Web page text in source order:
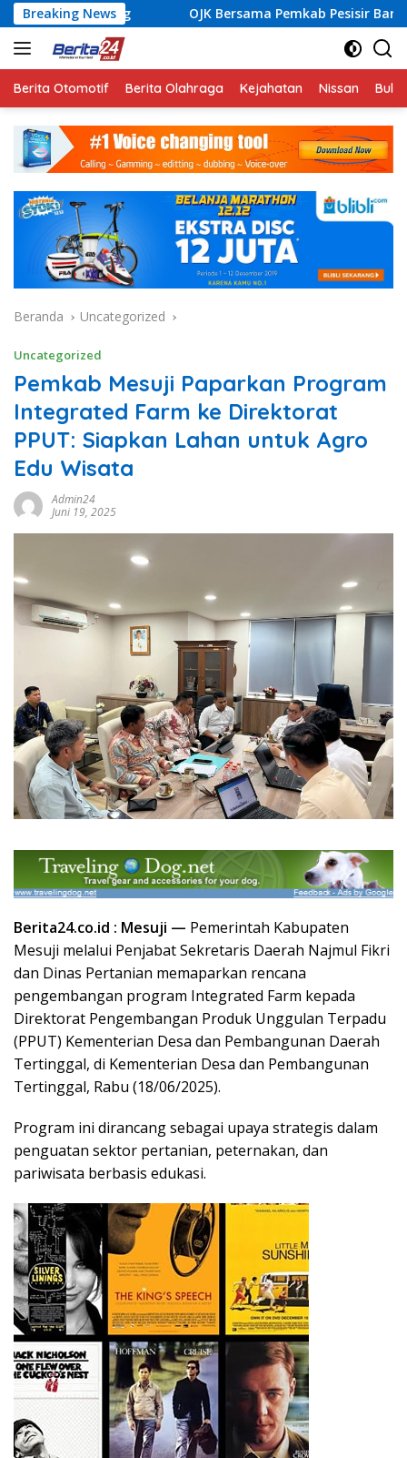
Langsung
ke
konten
Breaking News
OJK Bersama Pemkab Pesisir Barat Wujudkan Inklusi
Berita Otomotif Berita Olahraga Kejahatan Nissan
Beranda Uncategorized
Uncategorized
Pemkab Mesuji Paparkan Program
Integrated Farm ke Direktorat
PPUT: Siapkan Lahan untuk Agro
Edu Wisata
Admin24
Juni 19, 2025
Berita24.co.id : Mesuji — Pemerintah Kabupaten
Mesuji melalui Penjabat Sekretaris Daerah Najmul Fikri
dan Dinas Pertanian memaparkan rencana
pengembangan program Integrated Farm kepada
Direktorat Pengembangan Produk Unggulan Terpadu
(PPUT) Kementerian Desa dan Pembangunan Daerah
Tertinggal, di Kementerian Desa dan Pembangunan
Tertinggal, Rabu (18/06/2025).
Program ini dirancang sebagai upaya strategis dalam
penguatan sektor pertanian, peternakan, dan
pariwisata berbasis edukasi.